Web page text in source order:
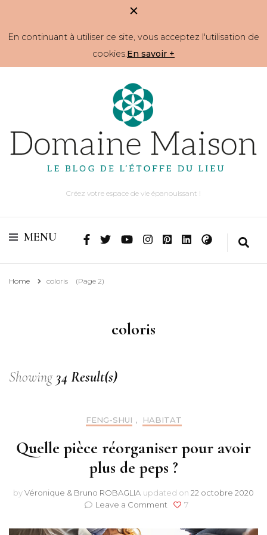
En continuant à utiliser ce site, vous acceptez l'utilisation de
cookies.En savoir +
Créez votre espace de vie épanouissant !
MENU
Home coloris (Page 2)
coloris
Showing 34 Result(s)
FENG-SHUI , HABITAT
Quelle pièce réorganiser pour avoir
plus de peps ?
byVéronique & Bruno ROBAGLIA updated on 22 octobre 2020
Leave a Comment on
pièce
7